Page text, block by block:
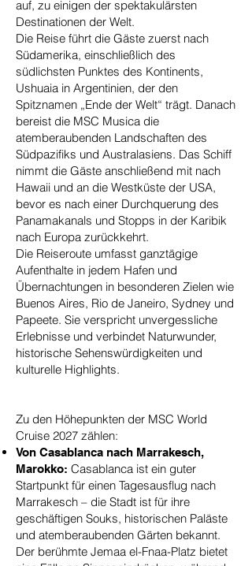
auf, zu einigen der spektakulärsten
Destinationen der Welt.
Die Reise führt die Gäste zuerst nach
Südamerika, einschließlich des
südlichsten Punktes des Kontinents,
Ushuaia in Argentinien, der den
Spitznamen „Ende der Welt“ trägt. Danach
bereist die MSC Musica die
atemberaubenden Landschaften des
Südpazifiks und Australasiens. Das Schiff
nimmt die Gäste anschließend mit nach
Hawaii und an die Westküste der USA,
bevor es nach einer Durchquerung des
Panamakanals und Stopps in der Karibik
nach Europa zurückkehrt.
Die Reiseroute umfasst ganztägige
Aufenthalte in jedem Hafen und
Übernachtungen in besonderen Zielen wie
Buenos Aires, Rio de Janeiro, Sydney und
Papeete. Sie verspricht unvergessliche
Erlebnisse und verbindet Naturwunder,
historische Sehenswürdigkeiten und
kulturelle Highlights.
Zu den Höhepunkten der MSC World
Cruise 2027 zählen:
Von Casablanca nach Marrakesch,
Marokko: Casablanca ist ein guter
Startpunkt für einen Tagesausflug nach
Marrakesch – die Stadt ist für ihre
geschäftigen Souks, historischen Paläste
und atemberaubenden Gärten bekannt.
Der berühmte Jemaa el-Fnaa-Platz bietet